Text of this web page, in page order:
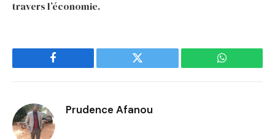
travers l’économie.
Facebook Twitter WhatsApp
Prudence Afanou